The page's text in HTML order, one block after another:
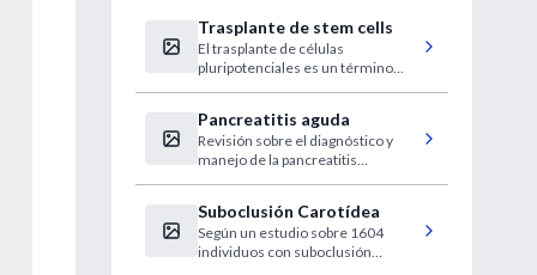
Trasplante de stem cells
El trasplante de células
pluripotenciales es un término
estado de las mismas así como su
futuro....
Pancreatitis aguda
Revisión sobre el diagnóstico y
manejo de la pancreatitis
obstrucción biliar y
potencialmente fatal....
Suboclusión Carotídea
Según un estudio sobre 1604
individuos con suboclusión